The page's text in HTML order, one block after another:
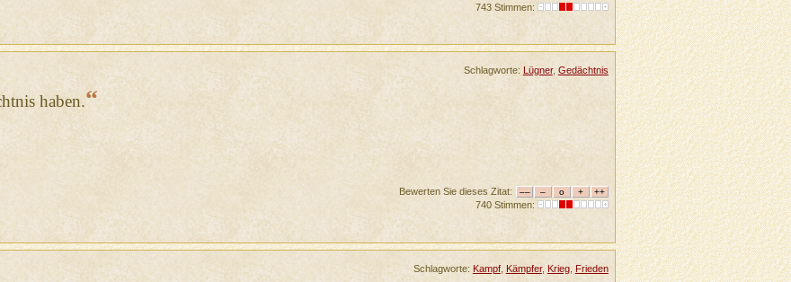
743 Stimmen:
Schlagworte: Lügner, Gedächtnis
haben.“
Bewerten Sie dieses Zitat:
740 Stimmen:
Schlagworte: Kampf, Kämpfer, Krieg, Frieden